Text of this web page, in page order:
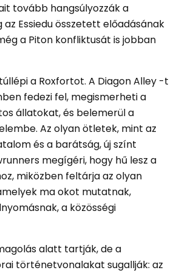
tovább hangsúlyozzák a
az Essiedu összetett előadásának
a Piton konfliktusát is jobban
a Roxfortot. A Diagon Alley -t
fedezi fel, megismerheti a
állatokat, és belemerül a
Az olyan ötletek, mint az
és a barátság, új színt
megígéri, hogy hű lesz a
miközben feltárja az olyan
ma okot mutatnak,
a közösségi
alatt tartják, de a
történetvonalakat sugallják: az